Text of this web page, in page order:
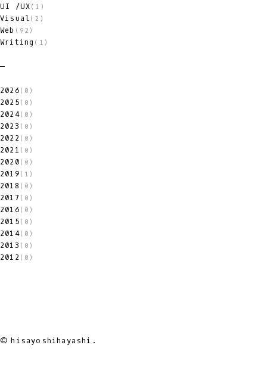
UI /UX (1)
Visual (2)
Web (92)
Writing (1)
2026 (0)
2025 (0)
2024(0)
2023 (0)
2022 (0)
2021 (0)
2020 (0)
2019 (1)
2018 (0)
2017 (0)
2016 (0)
2015 (0)
2014(0)
2013 (0)
2012 (0)
© hisayoshihayashi.